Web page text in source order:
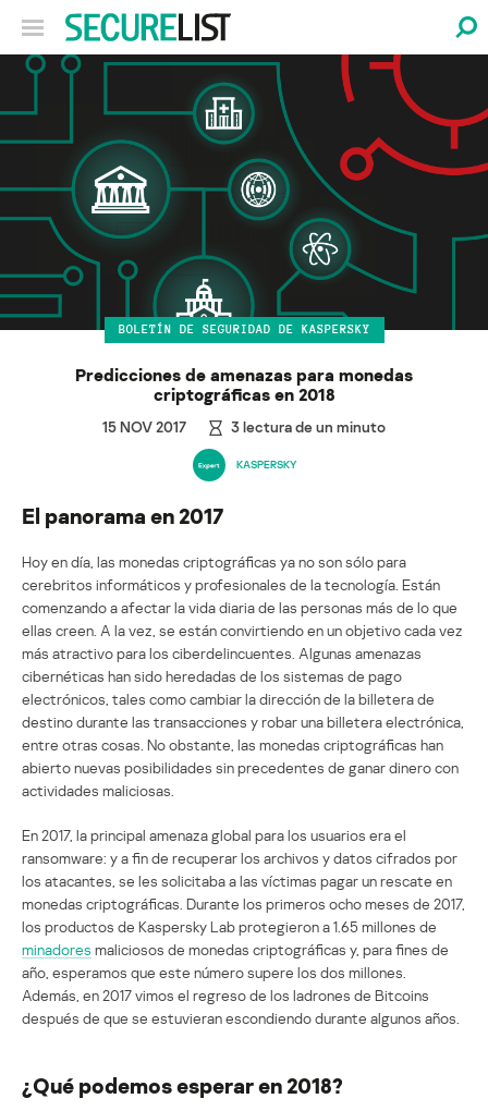
BOLETÍN DE SEGURIDAD DE KASPERSKY
Predicciones de amenazas para monedas
criptográficas en 2018
15 NOV 2017 3lectura de un minuto
KASPERSKY
El panorama en 2017
Hoy en día, las monedas criptográficas ya no son sólo para
cerebritos informáticos y profesionales de la tecnología. Están
comenzando a afectar la vida diaria de las personas más de lo que
ellas creen. A la vez, se están convirtiendo en un objetivo cada vez
más atractivo para los ciberdelincuentes. Algunas amenazas
cibernéticas han sido heredadas de los sistemas de pago
electrónicos, tales como cambiar la dirección de la billetera de
destino durante las transacciones y robar una billetera electrónica,
entre otras cosas. No obstante, las monedas criptográficas han
abierto nuevas posibilidades sin precedentes de ganar dinero con
actividades maliciosas.
En 2017, la principal amenaza global para los usuarios era el
ransomware: y a fin de recuperar los archivos y datos cifrados por
los atacantes, se les solicitaba a las víctimas pagar un rescate en
monedas criptográficas. Durante los primeros ocho meses de 2017,
los productos de Kaspersky Lab protegieron a 1.65 millones de
minadores maliciosos de monedas criptográficas y, para fines de
año, esperamos que este número supere los dos millones.
Además, en 2017 vimos el regreso de los ladrones de Bitcoins
después de que se estuvieran escondiendo durante algunos años.
¿Qué podemos esperar en 2018?